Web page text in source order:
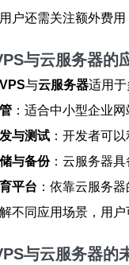
户还需关注额外费
与云服务器的
VPS与云服务器适用于
：适合中小型企业
与测试 ：开发者可
与备份：云服务器具
平台 ：依靠云服务
不同应用场景，用
与云服务器的